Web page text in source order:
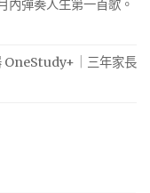
內彈奏人生第一首歌。
OneStudy+｜三年家長